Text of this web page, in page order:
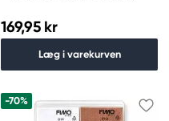
169,95 kr
Læg i varekurven
-70%